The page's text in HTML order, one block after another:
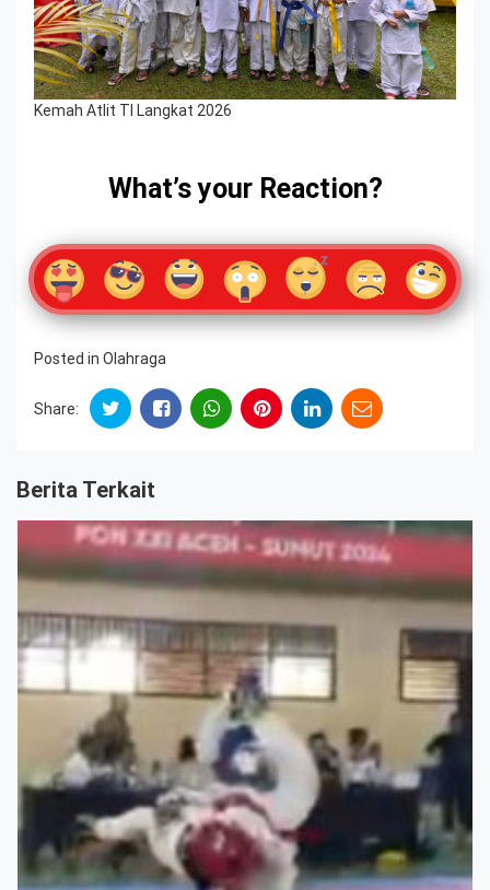
Kemah Atlit TI Langkat 2026
What’s your Reaction?
Posted in Olahraga
Share:
Berita Terkait